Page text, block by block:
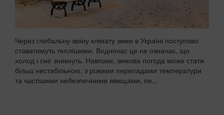
Через глобальну зміну клімату зими в Україні поступово
ставатимуть теплішими. Водночас це не означає, що
холод і сніг зникнуть. Навпаки, зимова погода може стати
більш нестабільною, з різкими перепадами температури
та частішими небезпечними явищами, пе...